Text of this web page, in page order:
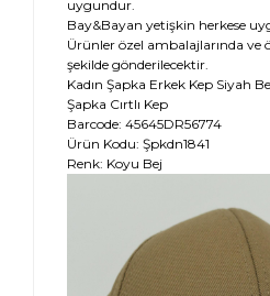
uygundur.
Bay&Bayan yetişkin herkese
Ürünler özel ambalajlarında ve
şekilde gönderilecektir.
Kadın Şapka Erkek Kep Siyah
Şapka Cırtlı Kep
Barcode: 45645DR56774
Ürün Kodu: Şpkdn1841
Renk: Koyu Bej